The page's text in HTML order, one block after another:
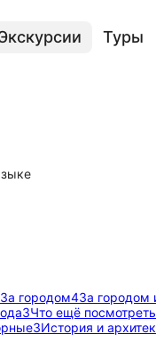
Туры
За городом4За городом
3Что ещё посмотреть
3История и